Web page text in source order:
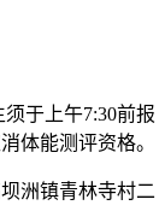
于上午7:30前报
体能测评资格。
洲镇青林寺村二